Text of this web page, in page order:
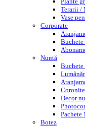
Terarii /
Vase
Corporate
Nuntă
Buchete
Decor
Pachete
Botez